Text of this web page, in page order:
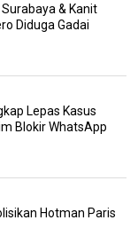
& Kanit
Diduga Gadai
Lepas Kasus
Blokir WhatsApp
Hotman Paris